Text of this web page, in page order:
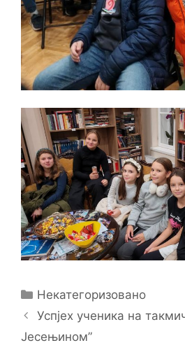
Categories
Некатегоризовано
Успјех ученика на
Јесењином”